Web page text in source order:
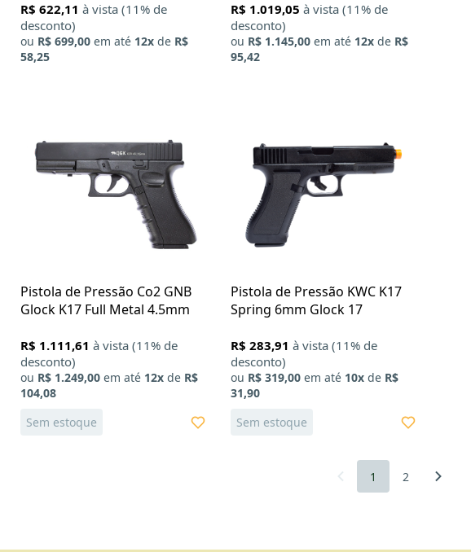
R$ 622,11 à vista (11% de
desconto)
ou R$ 699,00 em até 12x de R$
58,25
R$ 1.019,05 à vista (11% de
desconto)
ou R$ 1.145,00 em até 12x de R$
95,42
Pistola de Pressão Co2 GNB
Glock K17 Full Metal 4.5mm
R$ 1.111,61 à vista (11% de
desconto)
ou R$ 1.249,00 em até 12x de R$
104,08
Sem estoque
Pistola de Pressão KWC K17
Spring 6mm Glock 17
R$ 283,91 à vista (11% de
desconto)
ou R$ 319,00 em até 10x de R$
31,90
Sem estoque
1 2